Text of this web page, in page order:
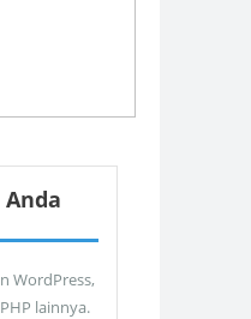
WordPress,
lainnya.